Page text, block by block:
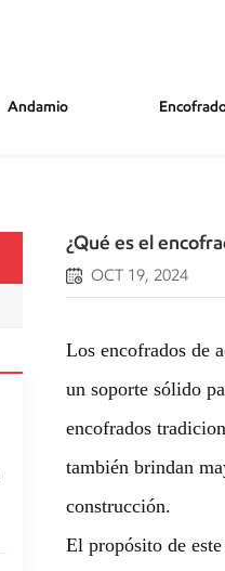
Andamio
¿Qué es el
OCT 19, 2024
Los encofrados de
un soporte sólido
encofrados
también brindan
construcción.
El propósito de